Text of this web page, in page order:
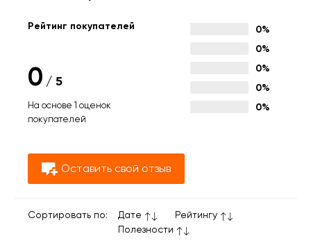
Рейтинг покупателей
0 / 5
На основе 1 оценок
покупателей
0%
0%
0%
0%
0%
Оставить свой отзыв
Сортировать по: Дате
Рейтингу
Полезности